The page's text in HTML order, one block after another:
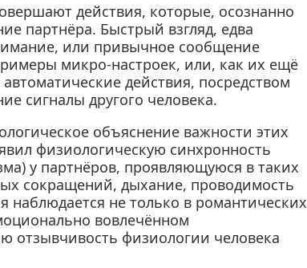
действия, которые, осознанно
партнёра. Быстрый взгляд, едва
или привычное сообщение
микро-настроек, или, как их ещё
действия, посредством
сигналы другого человека.
объяснение важности этих
физиологическую синхронность
у партнёров, проявляющуюся в таких
сокращений, дыхание, проводимость
наблюдается не только в романтических
вовлечённом
отзывчивость физиологии человека